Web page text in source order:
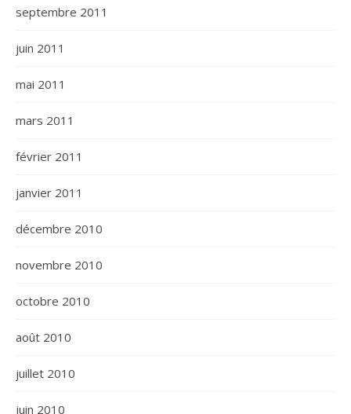
septembre 2011
juin 2011
mai 2011
mars 2011
février 2011
janvier 2011
décembre 2010
novembre 2010
octobre 2010
août 2010
juillet 2010
juin 2010